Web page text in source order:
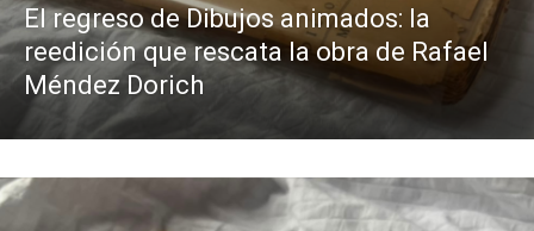
El regreso de Dibujos animados: la
reedición que rescata la obra de Rafael
Méndez Dorich